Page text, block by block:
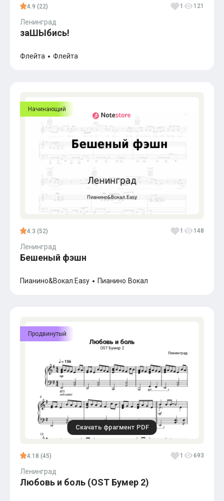
4.9 (22) 1 121
Ленинград
заШЫбись!
Флейта Флейта
Начинающий
4.3 (52) 1 148
Ленинград
Бешеный фэшн
Пианино&Вокал.Easy Пианино Вокал
Продвинутый
Скачать фрагмент PDF
4.18 (45) 1 693
Ленинград
Любовь и боль (OST Бумер 2)